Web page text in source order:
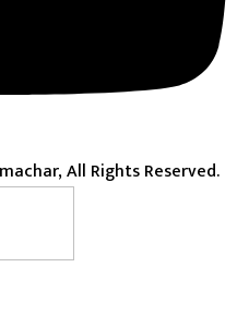
All Rights Reserved.